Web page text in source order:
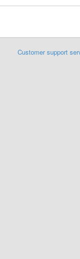
Customer support